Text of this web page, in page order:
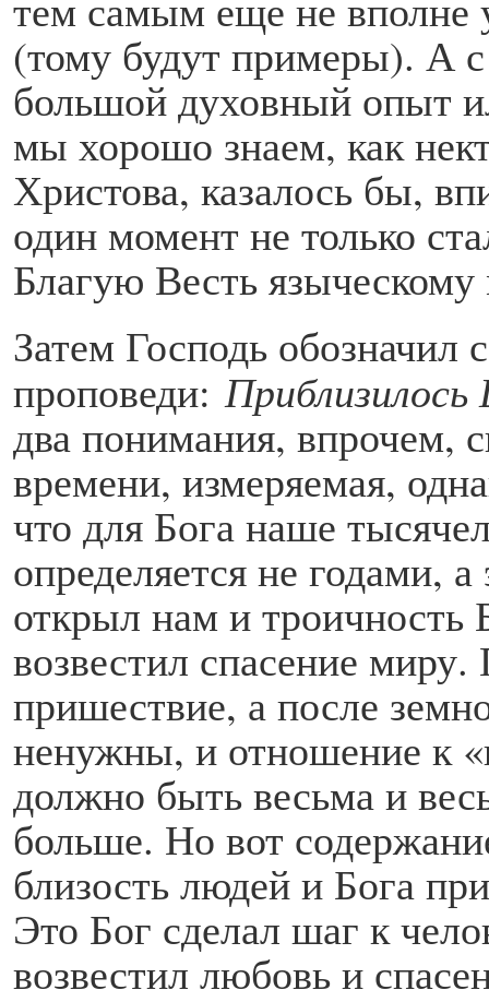
(тому будут примеры). А
большой духовный опыт
мы хорошо знаем, как
Христова, казалось бы,
один момент не только
Благую Весть
Затем Господь обозначил
проповеди:
два понимания, впрочем,
времени, измеряемая,
что для Бога наше
определяется не годами,
открыл нам и
возвестил спасение
пришествие, а после
ненужны, и отношение к
должно быть весьма и
больше. Но вот
близость людей и Бога
Это Бог сделал шаг к
возвестил любовь и